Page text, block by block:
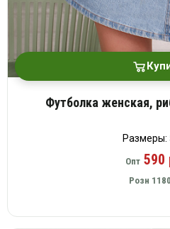
Футболка женская,
Размеры:
Опт590
Розн 1180